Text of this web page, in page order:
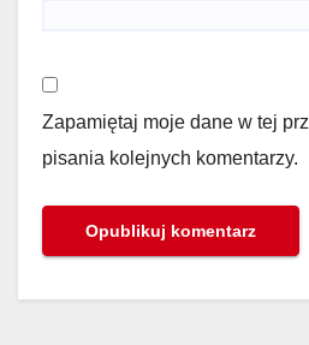
Zapamiętaj moje dane w tej
pisania kolejnych komentarzy.